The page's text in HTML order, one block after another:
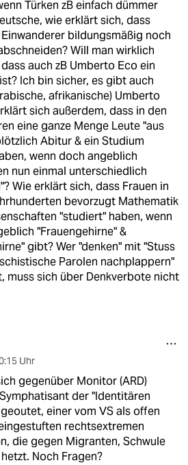
Türken zB einfach dümmer
wie erklärt sich, dass
bildungsmäßig noch
Will man wirklich
auch zB Umberto Eco ein
Ich bin sicher, es gibt auch
afrikanische) Umberto
sich außerdem, dass in den
eine ganze Menge Leute "aus
Abitur & ein Studium
wenn doch angeblich
nun einmal unterschiedlich
Wie erklärt sich, dass Frauen in
bevorzugt Mathematik
"studiert" haben, wenn
"Frauengehirne" &
gibt? Wer "denken" mit "Stuss
Parolen nachplappern"
muss sich über Denkverbote nicht
Uhr
gegenüber Monitor (ARD)
der "Identitären
einer vom VS als offen
rechtsextremen
die gegen Migranten, Schwule
Noch Fragen?